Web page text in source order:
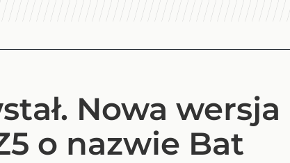
Nowa wersja
o nazwie Bat